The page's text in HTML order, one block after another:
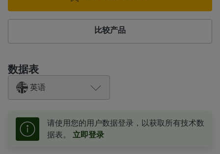
比较产品
数据表
英语
请使用您的用户数据登录，以获取所有技术数
据表。 立即登录